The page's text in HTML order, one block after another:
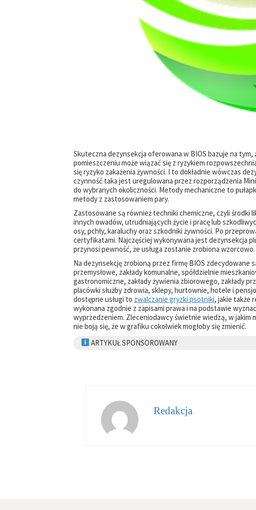
Skuteczna dezynsekcja oferowana w BIOS bazuje na
pomieszczeniu może wiązać się z ryzykiem
się ryzyko zakażenia żywności. I to dokładnie wówczas
czynność taka jest uregulowana przez rozporządzenia
do wybranych okoliczności. Metody mechaniczne to
metody z zastosowaniem pary.
Zastosowane są również techniki chemiczne, czyli środki
innych owadów, utrudniających życie i pracę lub
osy, pchły, karaluchy oraz szkodniki żywności. Po
certyfikatami. Najczęściej wykonywana jest dezynsekcja
przynosi pewność, że usługa zostanie zrobiona wzorcowo.
Na dezynsekcję zrobioną przez firmę BIOS zdecydowane
przemysłowe, zakłady komunalne, spółdzielnie
gastronomiczne, zakłady żywienia zbiorowego, zakłady
placówki służby zdrowia, sklepy, hurtownie, hotele i
dostępne usługi to zwalczanie gryzki psotniki, jakie także
wykonana zgodnie z zapisami prawa i na podstawie
wyprzedzeniem. Zleceniodawcy świetnie wiedzą, w jakim
nie boją się, że w grafiku cokolwiek mogłoby się zmienić.
ARTYKUŁ SPONSOROWANY
Redakcja